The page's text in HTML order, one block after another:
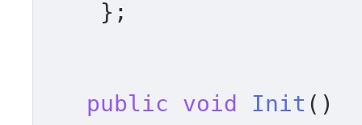
public void Init ()